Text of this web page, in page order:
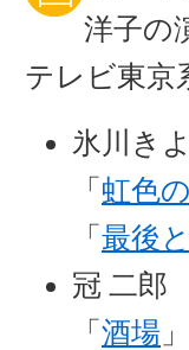
洋子の
テレビ東京
氷川き
「 虹色
「 最後
冠 二郎
「 酒場 」